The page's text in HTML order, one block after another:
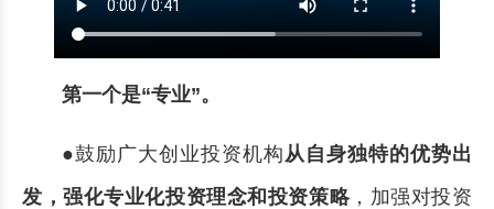
第一个是“专业”。
●鼓励广大创业投资机构 从自身独特的优势出
发，强化专业化投资理念和投资策略 ，加强对投资